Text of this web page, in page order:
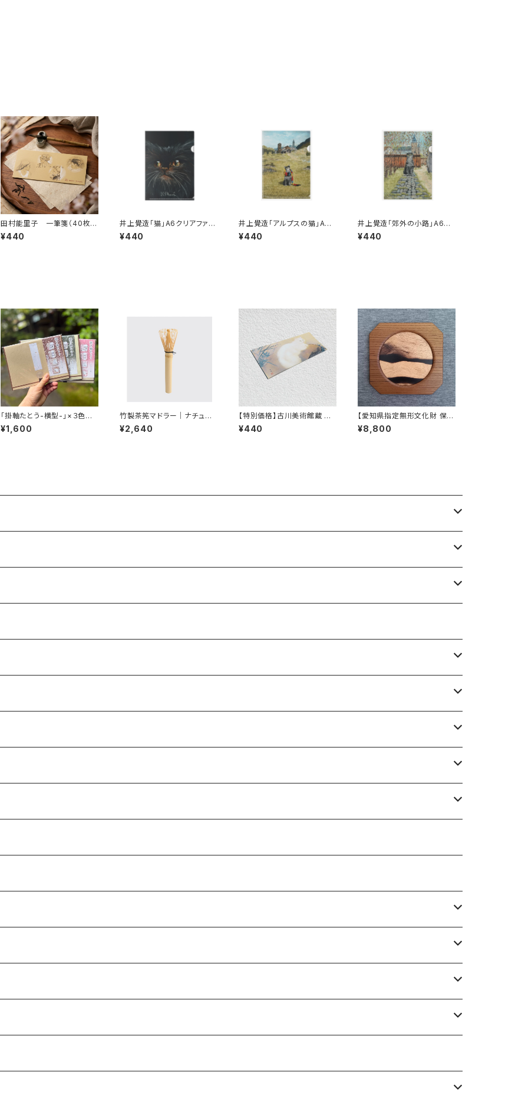
田村能里子 一筆箋（40枚綴
り）
¥440
井上覺造「猫」A6クリアファイ
ル
¥440
井上覺造「アルプスの猫」A6
クリアファイル
¥440
井上覺造「郊外の小路」A6ク
リアファイル
¥440
「掛軸たとう-横型-」×３色セッ
ト【送料無料】
¥1,600
竹製茶筅マドラー｜ナチュラ
ル｜
¥2,640
【特別価格】古川美術館蔵 橋
本関雪「春昼」一筆箋
¥440
【愛知県指定無形文化財 保持
者】川口清三 作「黒柿と神代
欅の銘々皿」④
¥8,800